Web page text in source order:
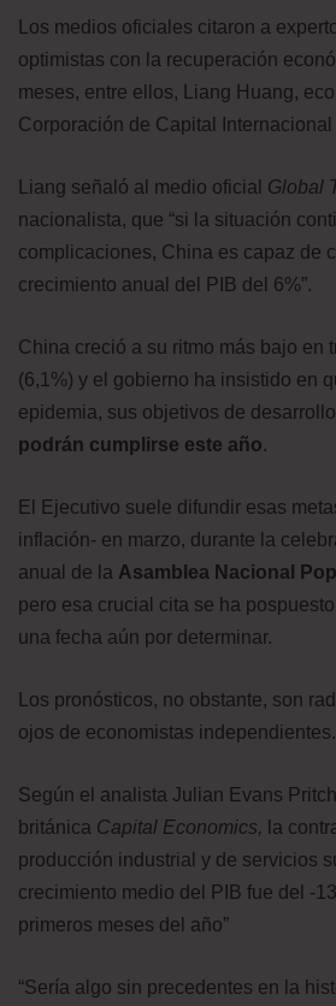
Los medios oficiales citaron a
optimistas con la recuperación
meses, entre ellos, Liang Huang,
Corporación de Capital
Liang señaló al medio oficial Global
nacionalista, que “si la situación
complicaciones, China es capaz de
crecimiento anual del PIB del 6%”.
China creció a su ritmo más bajo en
(6,1%) y el gobierno ha insistido en
epidemia, sus objetivos de
podrán cumplirse este año.
El Ejecutivo suele difundir esas
inflación- en marzo, durante la
anual de la Asamblea Nacional
pero esa crucial cita se ha
una fecha aún por determinar.
Los pronósticos, no obstante, son
ojos de economistas independientes.
Según el analista Julian Evans
británica Capital Economics,
la
producción industrial y de servicios
crecimiento medio del PIB fue del -
primeros meses del año”
“Sería algo sin precedentes en la